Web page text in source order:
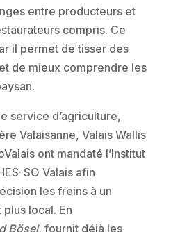
entre producteurs et
compris. Ce
il permet de tisser des
de mieux comprendre les
service d’agriculture,
Valaisanne, Valais Wallis
ont mandaté l’Institut
SO Valais afin
les freins à un
local. En
Bösel, fournit déjà les